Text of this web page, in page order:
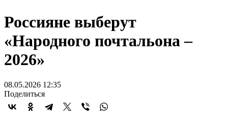
Россияне выберут
«Народного почтальона –
2026»
08.05.2026 12:35
Поделиться